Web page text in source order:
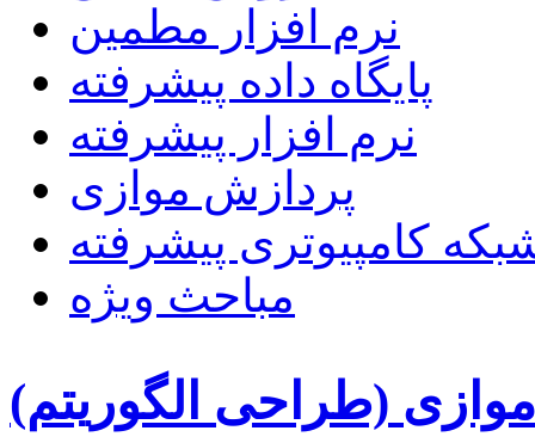
نرم افزار مطمین
پایگاه داده پیشرفته
نرم افزار پیشرفته
پردازش موازی
کامپیوتری پیشرفته
مباحث ویژه
(طراحی الگوریتم)